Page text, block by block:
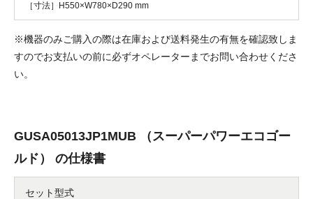
［寸法］H550×W780×D290 mm
※機器のみご購入の際は在庫および送料発生の有無を確認致しま
すのでお支払いの前に必ずオペレーターまでお問い合わせくださ
い。
GUSA05013JP1MUB （スーパーパワーエコゴー
ルド） の仕様書
セット型式